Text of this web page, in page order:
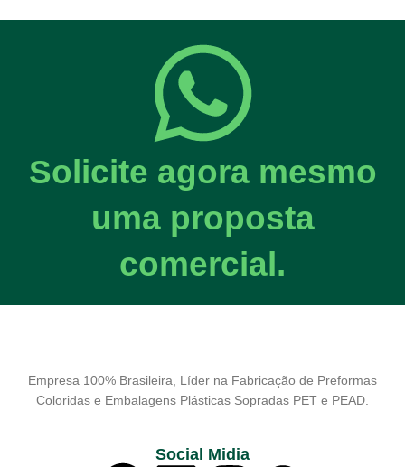
Solicite agora mesmo
uma proposta
comercial.
Empresa 100% Brasileira, Líder na Fabricação de Preformas
Coloridas e Embalagens Plásticas Sopradas PET e PEAD.
Social Midia